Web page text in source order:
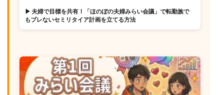
▶ 夫婦で目標を共有！「ほのぼの夫婦みらい会議」で転勤族で
もブレないセミリタイア計画を立てる方法